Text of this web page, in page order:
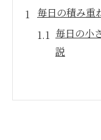
毎日の積み重
毎日の小
説